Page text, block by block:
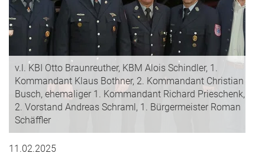
v.l. KBI Otto Braunreuther, KBM Alois Schindler, 1.
Kommandant Klaus Bothner, 2. Kommandant Christian
Busch, ehemaliger 1. Kommandant Richard Prieschenk,
2. Vorstand Andreas Schraml, 1. Bürgermeister Roman
Schäffler
11.02.2025